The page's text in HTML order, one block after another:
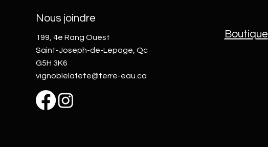
Nous joindre
199, 4e Rang Ouest
Saint-Joseph-de-Lepage, Qc
G5H 3K6
vignoblelafete@terre-eau.ca
Boutique